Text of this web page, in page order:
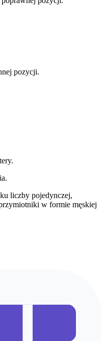
pozycji.
liczby pojedynczej,
w formie męskiej